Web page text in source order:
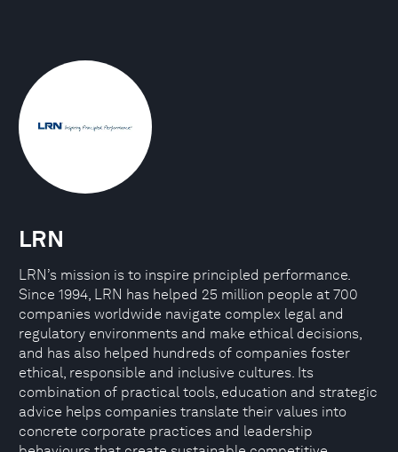
LRN
LRN’s mission is to inspire principled performance.
Since 1994, LRN has helped 25 million people at 700
companies worldwide navigate complex legal and
regulatory environments and make ethical decisions,
and has also helped hundreds of companies foster
ethical, responsible and inclusive cultures. Its
combination of practical tools, education and strategic
advice helps companies translate their values into
concrete corporate practices and leadership